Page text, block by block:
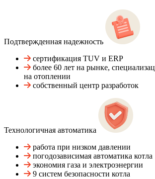
Подтвержденная надежность
сертификация TUV и ERP
более 60 лет на рынке,
на отоплении
собственный центр разработок
Технологичная автоматика
работа при низком давлении
погодозависимая автоматика котла
экономия газа и электроэнергии
9 систем безопасности котла